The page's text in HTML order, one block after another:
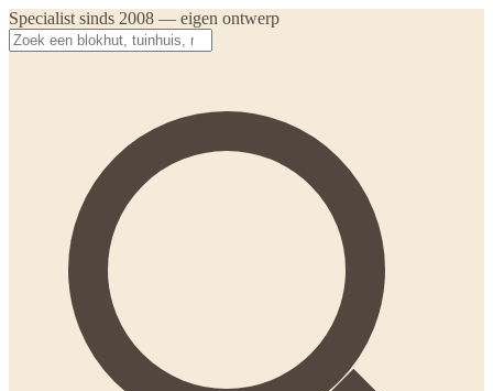
Specialist sinds 2008 — eigen ontwerp